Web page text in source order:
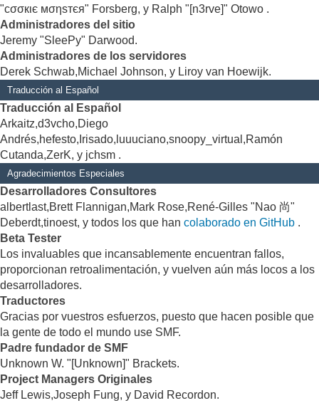
"cσσкιє мσηѕтєя" Forsberg, y Ralph "[n3rve]" Otowo .
Administradores del sitio
Jeremy "SleePy" Darwood.
Administradores de los servidores
Derek Schwab,Michael Johnson, y Liroy van Hoewijk.
Traducción al Español
Traducción al Español
Arkaitz,d3vcho,Diego
Andrés,hefesto,Irisado,luuuciano,snoopy_virtual,Ramón
Cutanda,ZerK, y jchsm .
Agradecimientos Especiales
Desarrolladores Consultores
albertlast,Brett Flannigan,Mark Rose,René-Gilles "Nao 尚"
Deberdt,tinoest, y todos los que han colaborado en GitHub .
Beta Tester
Los invaluables que incansablemente encuentran fallos,
proporcionan retroalimentación, y vuelven aún más locos a los
desarrolladores.
Traductores
Gracias por vuestros esfuerzos, puesto que hacen posible que
la gente de todo el mundo use SMF.
Padre fundador de SMF
Unknown W. "[Unknown]" Brackets.
Project Managers Originales
Jeff Lewis,Joseph Fung, y David Recordon.